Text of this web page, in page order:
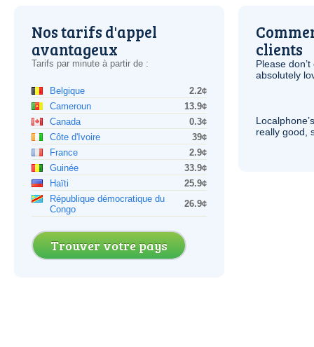
Nos tarifs d'appel
avantageux
Tarifs par minute à partir de :
Belgique
2.2¢
Cameroun
13.9¢
Canada
0.3¢
Côte d'Ivoire
39¢
France
2.9¢
Guinée
33.9¢
Haïti
25.9¢
République démocratique du
Congo
26.9¢
Trouver votre pays
clients
Please
absolutely
really good,